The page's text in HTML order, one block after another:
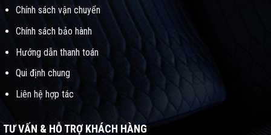
Chính sách vận chuyển
Chính sách bảo hành
Hướng dẫn thanh toán
Qui định chung
Liên hệ hợp tác
TƯ VẤN & HỖ TRỢ KHÁCH HÀNG